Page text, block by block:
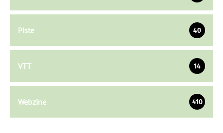
Piste 40
VTT 14
Webzine 410